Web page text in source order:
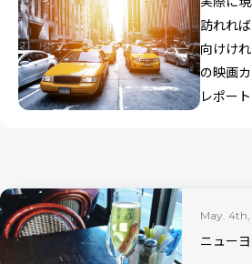
訪れれ
向けけ
の映画
レポー
May. 4th,
ニュー